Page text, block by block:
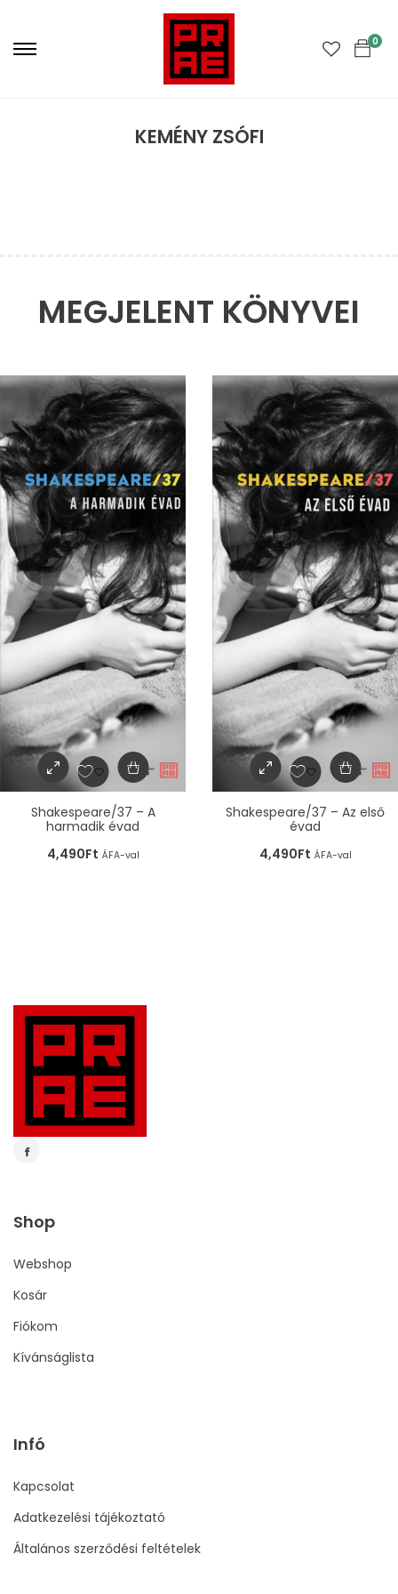
0
KEMÉNY ZSÓFI
MEGJELENT KÖNYVEI
Shakespeare/37 – A
harmadik évad
4,490Ft ÁFA-val
Shakespeare/37 – Az első
évad
4,490Ft ÁFA-val
Shop
Webshop
Kosár
Fiókom
Kívánságlista
Infó
Kapcsolat
Adatkezelési tájékoztató
Általános szerződési feltételek